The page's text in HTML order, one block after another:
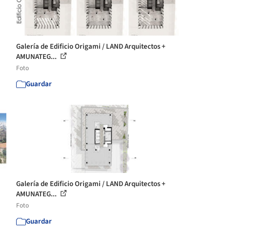
Galería de Edificio Origami / LAND Arquitectos +
AMUNATEG...
Foto
Guardar
Galería de Edificio Origami / LAND Arquitectos +
AMUNATEG...
Foto
Guardar